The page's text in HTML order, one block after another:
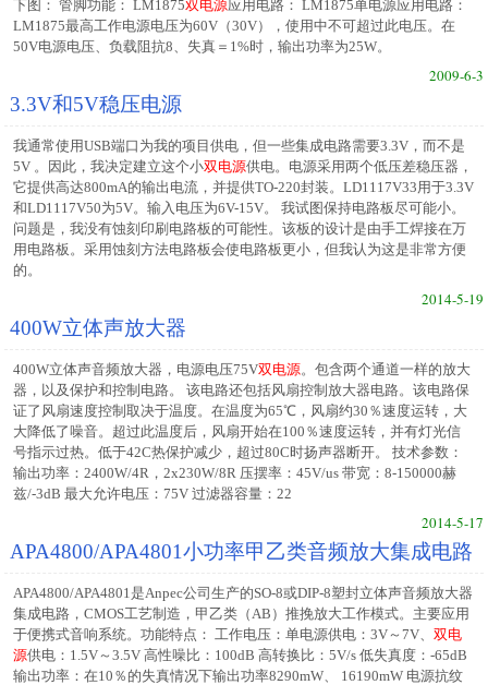
下图： 管脚功能： LM1875双电源应用电路： LM1875单电源应用电路：
LM1875最高工作电源电压为60V（30V），使用中不可超过此电压。在
50V电源电压、负载阻抗8、失真＝1%时，输出功率为25W。
2009-6-3
3.3V和5V稳压电源
我通常使用USB端口为我的项目供电，但一些集成电路需要3.3V，而不是
5V 。因此，我决定建立这个小双电源供电。电源采用两个低压差稳压器，
它提供高达800mA的输出电流，并提供TO-220封装。LD1117V33用于3.3V
和LD1117V50为5V。输入电压为6V-15V。 我试图保持电路板尽可能小。
问题是，我没有蚀刻印刷电路板的可能性。该板的设计是由手工焊接在万
用电路板。采用蚀刻方法电路板会使电路板更小，但我认为这是非常方便
的。
2014-5-19
400W立体声放大器
400W立体声音频放大器，电源电压75V双电源。包含两个通道一样的放大
器，以及保护和控制电路。 该电路还包括风扇控制放大器电路。该电路保
证了风扇速度控制取决于温度。在温度为65℃，风扇约30％速度运转，大
大降低了噪音。超过此温度后，风扇开始在100％速度运转，并有灯光信
号指示过热。低于42C热保护减少，超过80C时扬声器断开。 技术参数：
输出功率：2400W/4R，2x230W/8R 压摆率：45V/us 带宽：8-150000赫
兹/-3dB 最大允许电压：75V 过滤器容量：22
2014-5-17
APA4800/APA4801小功率甲乙类音频放大集成电路
APA4800/APA4801是Anpec公司生产的SO-8或DIP-8塑封立体声音频放大器
集成电路，CMOS工艺制造，甲乙类（AB）推挽放大工作模式。主要应用
于便携式音响系统。功能特点： 工作电压：单电源供电：3V～7V、双电
源供电：1.5V～3.5V 高性噪比：100dB 高转换比：5V/s 低失真度：-65dB
输出功率：在10％的失真情况下输出功率8290mW、 16190mW 电源抗纹